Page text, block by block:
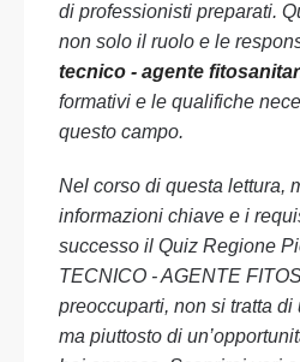
di professionisti preparati.
non solo il ruolo e le
tecnico - agente
formativi e le qualifiche
questo campo.
Nel corso di questa lettura,
informazioni chiave e i
successo il Quiz Regione
TECNICO - AGENTE
preoccuparti, non si tratta
ma piuttosto di